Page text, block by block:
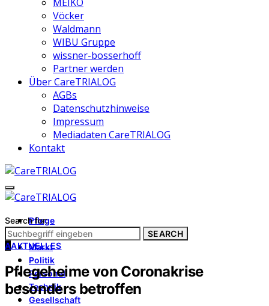
Vöcker
Waldmann
WIBU Gruppe
wissner-bosserhoff
Partner werden
Über CareTRIALOG
AGBs
Datenschutzhinweise
Impressum
Mediadaten CareTRIALOG
Kontakt
Pflege
Architektur
Markt
Politik
Personal
Technik
Gesellschaft
Search for:
SEARCH
AAKTUELLES
Pflegeheime von Coronakrise
besonders betroffen